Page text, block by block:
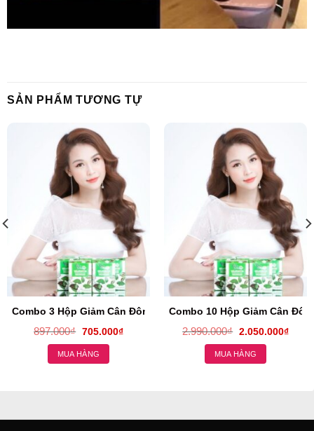
SẢN PHẨM TƯƠNG TỰ
Combo 3 Hộp Giảm Cân Đông Y X2 Vslim
897.000₫ 705.000₫
MUA HÀNG
Combo 10 Hộp Giảm Cân
2.990.000₫ 2.050.000₫
MUA HÀNG
X2 Vslim